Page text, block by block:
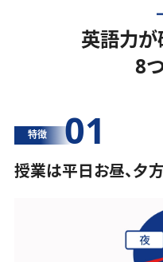
英語力が
8
特徴 01
授業は平日お昼、夕